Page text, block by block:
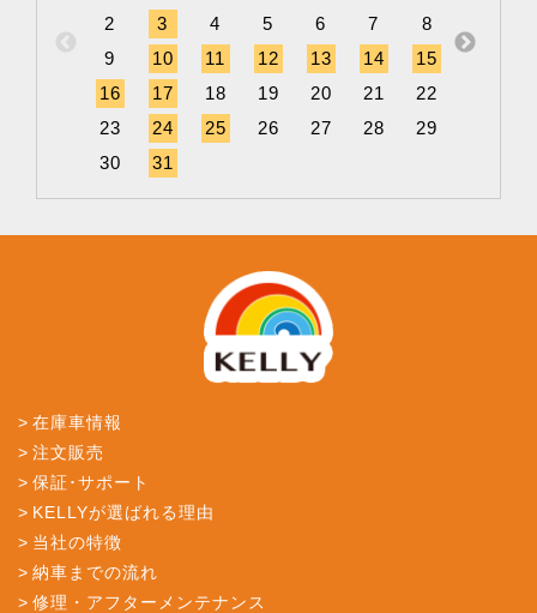
2
3 4 5 6 7
8
9
10 11 12 13 14
15
16
17 18 19 20 21
22
23
24 25 26 27 28
29
30
31
13
在庫車情報
注文販売
保証･サポート
KELLYが選ばれる理由
当社の特徴
納車までの流れ
修理・アフターメンテナンス